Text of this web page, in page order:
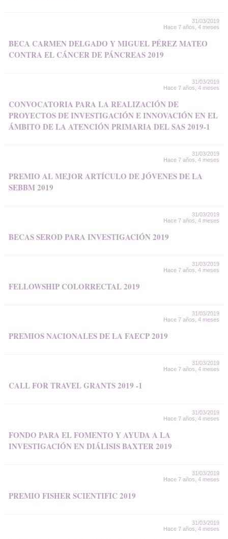
31/03/2019
Hace 7 años, 4 meses
BECA CARMEN DELGADO Y MIGUEL PÉREZ MATEO
CONTRA EL CÁNCER DE PÁNCREAS 2019
31/03/2019
Hace 7 años, 4 meses
CONVOCATORIA PARA LA REALIZACIÓN DE
PROYECTOS DE INVESTIGACIÓN E INNOVACIÓN EN EL
ÁMBITO DE LA ATENCIÓN PRIMARIA DEL SAS 2019-1
31/03/2019
Hace 7 años, 4 meses
PREMIO AL MEJOR ARTÍCULO DE JÓVENES DE LA
SEBBM 2019
31/03/2019
Hace 7 años, 4 meses
BECAS SEROD PARA INVESTIGACIÓN 2019
31/03/2019
Hace 7 años, 4 meses
FELLOWSHIP COLORRECTAL 2019
31/03/2019
Hace 7 años, 4 meses
PREMIOS NACIONALES DE LA FAECP 2019
31/03/2019
Hace 7 años, 4 meses
CALL FOR TRAVEL GRANTS 2019 -1
31/03/2019
Hace 7 años, 4 meses
FONDO PARA EL FOMENTO Y AYUDA A LA
INVESTIGACIÓN EN DIÁLISIS BAXTER 2019
31/03/2019
Hace 7 años, 4 meses
PREMIO FISHER SCIENTIFIC 2019
31/03/2019
Hace 7 años, 4 meses